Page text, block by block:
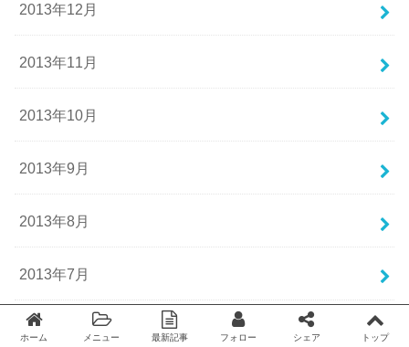
2013年12月
2013年11月
2013年10月
2013年9月
2013年8月
2013年7月
2013年6月
ホーム メニュー 最新記事 フォロー シェア トップ
Twitter facebook